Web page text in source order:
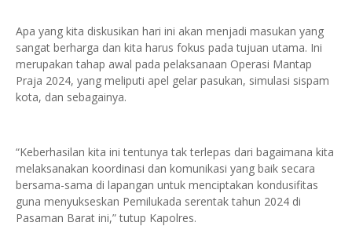
Apa yang kita diskusikan hari ini akan menjadi masukan yang
sangat berharga dan kita harus fokus pada tujuan utama. Ini
merupakan tahap awal pada pelaksanaan Operasi Mantap
Praja 2024, yang meliputi apel gelar pasukan, simulasi sispam
kota, dan sebagainya.
“Keberhasilan kita ini tentunya tak terlepas dari bagaimana kita
melaksanakan koordinasi dan komunikasi yang baik secara
bersama-sama di lapangan untuk menciptakan kondusifitas
guna menyukseskan Pemilukada serentak tahun 2024 di
Pasaman Barat ini,” tutup Kapolres.